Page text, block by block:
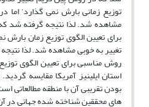
توزیع زمانی بارش نمی گذارد‘
مشاهده شد. لذا نتیجه گرفته شد
برای تعیین الگوی توزیع زمان
تغییر به خوبی مشاهده شد. لذا
روش مناسبی برای تعیین الگوی
استان ایلینیز آمریکا مقایسه
بودن تقریبی آن با منطقه
های محققین شناخته شده جهانی در